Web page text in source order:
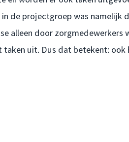
de projectgroep was namelijk
alleen door zorgmedewerkers
taken uit. Dus dat betekent: